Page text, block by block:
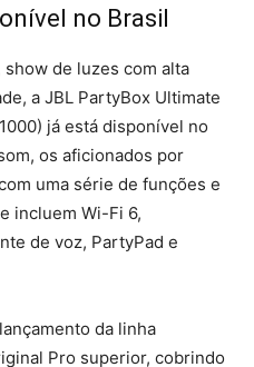
no Brasil
de luzes com alta
a JBL PartyBox Ultimate
já está disponível no
os aficionados por
uma série de funções e
incluem Wi-Fi 6,
de voz, PartyPad e
da linha
Pro superior, cobrindo